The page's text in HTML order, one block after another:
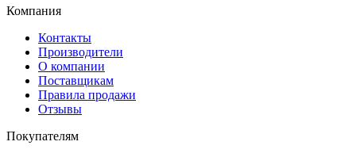
Компания
Контакты
Производители
О компании
Поставщикам
Правила продажи
Отзывы
Покупателям